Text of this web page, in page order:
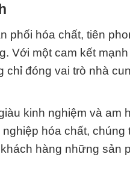
phối hóa chất, tiên
Với một cam kết
chỉ đóng vai trò nhà
kinh nghiệm và am
hóa chất, chúng
hàng những sản